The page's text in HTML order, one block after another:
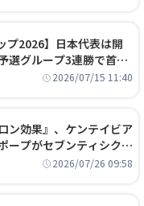
プ2026】日本代表は開
選グループ3連勝で首位
エジプトに決定2026/07/15 11:40
ン効果』、ケンテイビア
ープがセブンティシクサ
2026/07/26 09:58